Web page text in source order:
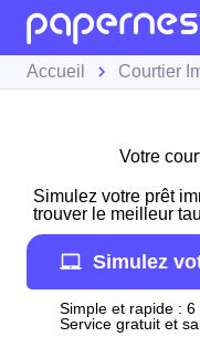
Accueil Courtier
Votre
Simulez votre prêt
trouver le meilleur
Simulez
Simple et rapide :
Service gratuit et